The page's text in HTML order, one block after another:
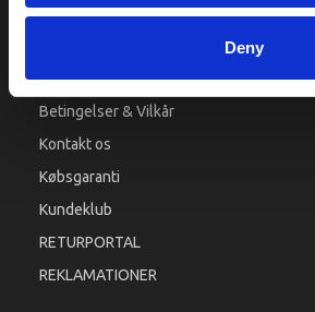
Deny
Fortrolighed
Firma profil
Betingelser & Vilkår
Kontakt os
Købsgaranti
Kundeklub
RETURPORTAL
REKLAMATIONER